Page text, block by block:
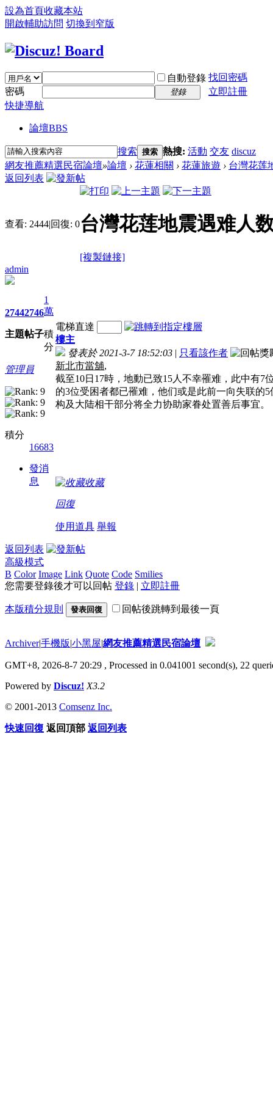
設為首頁收藏本站
開啟輔助訪問 切換到窄版
自動登錄 找回密碼
密碼
登錄
立即註冊
快捷導航
論壇BBS
搜索 搜索 熱搜: 活動 交友 discuz
網友推薦精選民宿論壇»論壇 › 花蓮相關 › 花蓮旅遊 › 台灣花莲
返回列表
查看: 2444|回復: 0台灣花莲地震遇难人
[複製鏈接]
admin
2744
主題
2746
帖子
1
萬
積
分
管理員
積分
16683
發消
息
電梯直達
樓主
發表於 2021-3-7 18:52:03 | 只看該作者
新北市當舖,
截至10日17時，地動已致15人不幸罹难，此中有7
的3位受困者都已罹难，他们或是此前一向失联的5
构及大陆相干部分将全力协助家眷处置善后事宜。
收藏
回復
使用道具 舉報
返回列表
高級模式
B Color Image Link Quote Code Smilies
您需要登錄後才可以回帖 登錄 | 立即註冊
本版積分規則 發表回復 回帖後跳轉到最後一頁
Archiver|手機版|小黑屋|網友推薦精選民宿論壇
GMT+8, 2026-8-7 20:29 , Processed in 0.041001 second(s), 22
Powered by Discuz! X3.2
© 2001-2013 Comsenz Inc.
快速回復 返回頂部 返回列表